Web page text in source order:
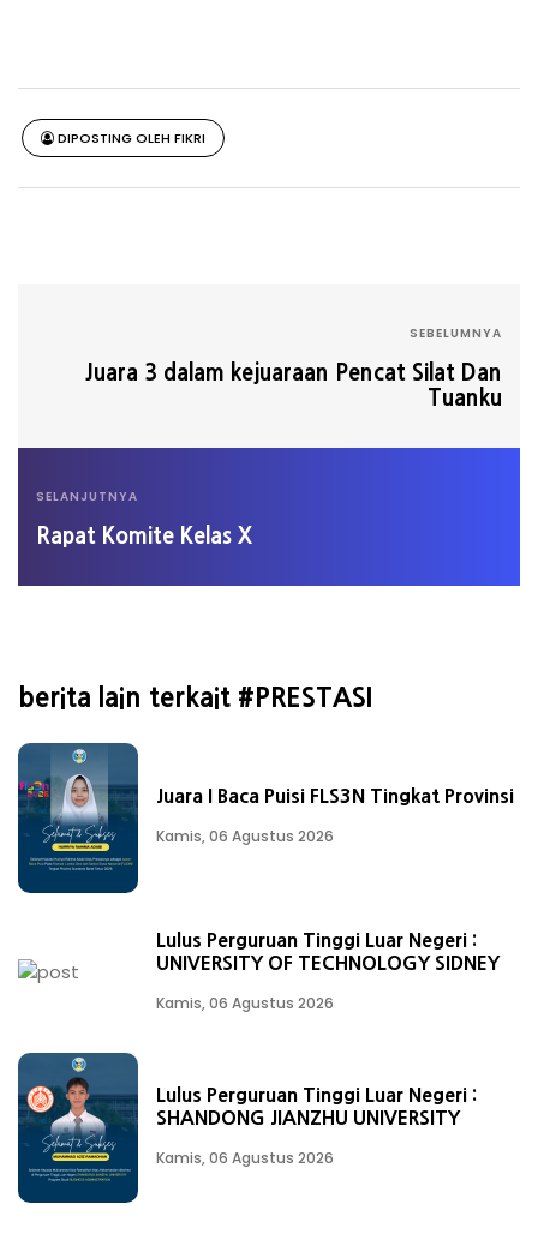
DIPOSTING OLEH FIKRI
SEBELUMNYA
Juara 3 dalam kejuaraan Pencat Silat Dan
Tuanku
SELANJUTNYA
Rapat Komite Kelas X
berita lain terkait #PRESTASI
Juara I Baca Puisi FLS3N Tingkat Provinsi
Kamis, 06 Agustus 2026
Lulus Perguruan Tinggi Luar Negeri :
UNIVERSITY OF TECHNOLOGY SIDNEY
Kamis, 06 Agustus 2026
Lulus Perguruan Tinggi Luar Negeri :
SHANDONG JIANZHU UNIVERSITY
Kamis, 06 Agustus 2026